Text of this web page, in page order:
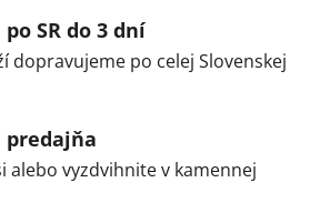
SR do 3 dní
dopravujeme po celej Slovenskej
predajňa
alebo vyzdvihnite v kamennej